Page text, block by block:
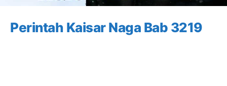
Perintah Kaisar Naga Bab 3219